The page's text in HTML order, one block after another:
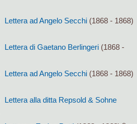
Lettera ad Angelo Secchi (1868 - 1868)
Lettera di Gaetano Berlingeri (1868 -
Lettera ad Angelo Secchi (1868 - 1868)
Lettera alla ditta Repsold & Sohne